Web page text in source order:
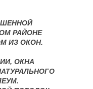
РАЙОНЕ
ИЗ ОКОН.
ОКНА